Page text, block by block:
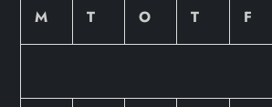
M
T O T F